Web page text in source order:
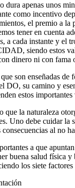
dura apenas unos
como incentivo
el premio a la
tener en cuenta
a cada instante y el
siendo estos
dinero ni con fama
son enseñadas de
DO, su camino y
estos importantes
que la naturaleza
Uno debe cuidar la
al no
a que
buena salud física
los siete